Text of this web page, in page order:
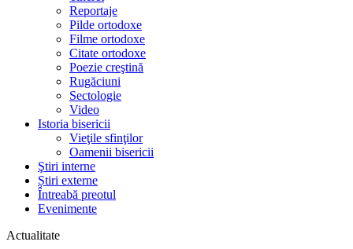
Reportaje
Pilde ortodoxe
Filme ortodoxe
Citate ortodoxe
Poezie creştină
Rugăciuni
Sectologie
Video
Istoria bisericii
Vieţile sfinţilor
Oamenii bisericii
Ştiri interne
Știri externe
Întreabă preotul
Evenimente
Actualitate